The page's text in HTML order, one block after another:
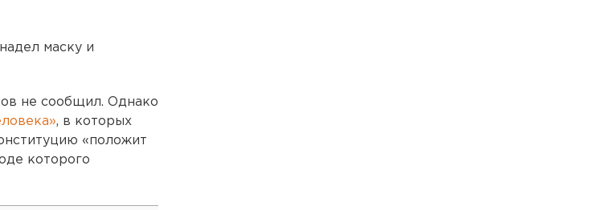
маску и
не сообщил. Однако
, в которых
«положит
которого